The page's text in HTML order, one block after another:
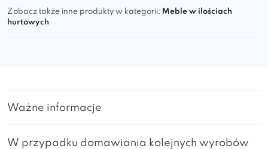
Zobacz także inne produkty w kategorii: Meble w ilościach
hurtowych
Ważne informacje
W przypadku domawiania kolejnych wyrobów